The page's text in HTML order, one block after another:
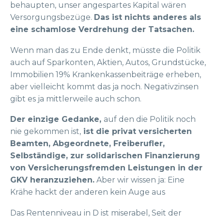
behaupten, unser angespartes Kapital wären
Versorgungsbezüge. Das ist nichts anderes als
eine schamlose Verdrehung der Tatsachen.
Wenn man das zu Ende denkt, müsste die Politik
auch auf Sparkonten, Aktien, Autos, Grundstücke,
Immobilien 19% Krankenkassenbeiträge erheben,
aber vielleicht kommt das ja noch. Negativzinsen
gibt es ja mittlerweile auch schon.
Der einzige Gedanke, auf den die Politik noch
nie gekommen ist, ist die privat versicherten
Beamten, Abgeordnete, Freiberufler,
Selbständige, zur solidarischen Finanzierung
von Versicherungsfremden Leistungen in der
GKV heranzuziehen. Aber wir wissen ja: Eine
Krähe hackt der anderen kein Auge aus
Das Rentenniveau in D ist miserabel, Seit der